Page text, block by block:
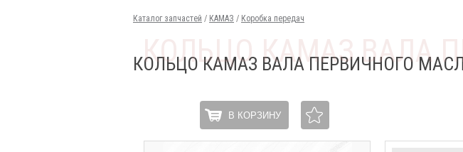
Каталог запчастей / КАМАЗ / Коробка передач
КОЛЬЦО КАМАЗ ВАЛА ПЕРВИЧНОГО
В КОРЗИНУ